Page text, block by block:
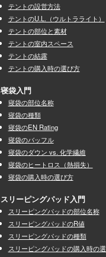
テントの設営方法
テントのU.L.（ウルトラライト）
テントの部位と素材
テントの室内スペース
テントの結露
テントの購入時の選び方
寝袋入門
寝袋の部位名称
寝袋の種類
寝袋のEN Rating
寝袋のバッフル
寝袋のダウン vs. 化学繊維
寝袋のヒートロス（熱損失）
寝袋の購入時の選び方
スリーピングパッド入門
スリーピングパッドの部位名称
スリーピングパッドのR値
スリーピングパッドの種類
スリーピングパッドの購入時の